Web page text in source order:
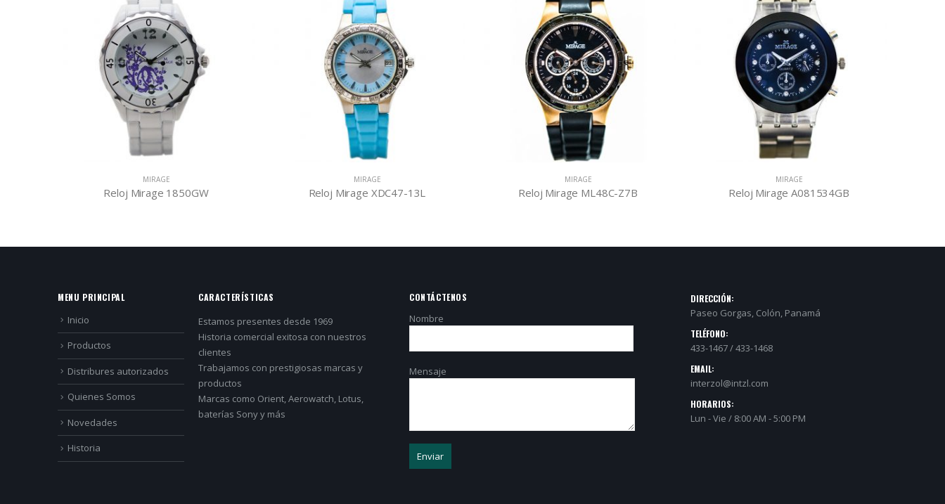
MIRAGE
Reloj Mirage XDC47-13L
MIRAGE
Reloj Mirage ML48C-Z7B
MIRAGE
Reloj Mirage A081534GB
MIRAGE
Reloj Mirage 7E53GHSXH3B
MENU PRINCIPAL
Inicio
Productos
Distribures autorizados
Quienes Somos
Novedades
Historia
CARACTERÍSTICAS
Estamos presentes desde 1969
Historia comercial exitosa con nuestros
clientes
Trabajamos con prestigiosas marcas y
productos
Marcas como Orient, Aerowatch, Lotus,
baterías Sony y más
CONTÁCTENOS
Nombre
Mensaje
DIRECCIÓN:
Paseo Gorgas, Colón, Panamá
TELÉFONO:
433-1467 / 433-1468
EMAIL:
interzol@intzl.com
HORARIOS:
Lun - Vie / 8:00 AM - 5:00 PM